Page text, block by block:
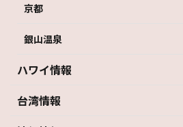
京都
銀山温泉
ハワイ情報
台湾情報